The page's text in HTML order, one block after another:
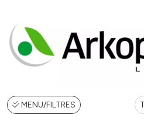
MENU/FILTRES